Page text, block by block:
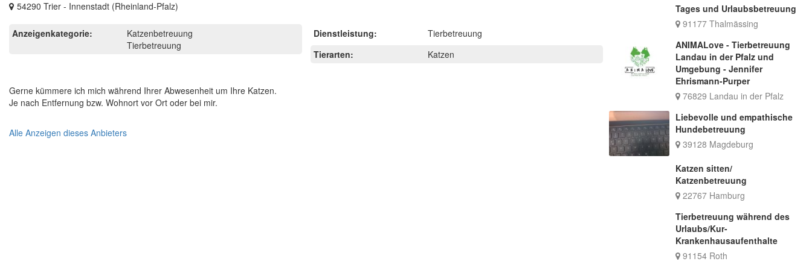
54290 Trier - Innenstadt (Rheinland-Pfalz)
Anzeigenkategorie:
Katzenbetreuung
Tierbetreuung
Dienstleistung:
Tierbetreuung
Tierarten:
Katzen
Gerne kümmere ich mich während Ihrer Abwesenheit um Ihre Katzen.
Je nach Entfernung bzw. Wohnort vor Ort oder bei mir.
Alle Anzeigen dieses Anbieters
Tages und Urlaubsbetreuung
91177 Thalmässing
ANIMALove - Tierbetreuung
Landau in der Pfalz und
Umgebung - Jennifer
Ehrismann-Purper
76829 Landau in der Pfalz
Liebevolle und empathische
Hundebetreuung
39128 Magdeburg
Katzen sitten/
Katzenbetreuung
22767 Hamburg
Tierbetreuung während des
Urlaubs/Kur-
Krankenhausaufenthalte
91154 Roth